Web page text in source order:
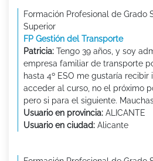
Formación Profesional de Grado
Superior
FP Gestión del Transporte
Patricia: Tengo 39 años, y soy
empresa familiar de transporte
hasta 4º ESO me gustaría recibir
acceder al curso, no el próximo
pero si para el siguiente.
Usuario en provincia: ALICANTE
Usuario en ciudad: Alicante